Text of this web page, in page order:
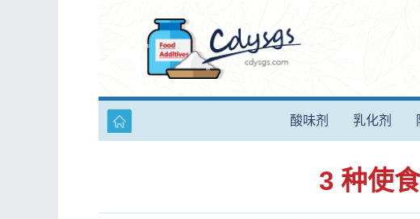
酸味剂 乳化剂
3 种使